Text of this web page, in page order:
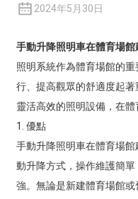
2024年5月30日
手動升降照明車在體育場館
照明系統作為體育場館的
行、提高觀眾的舒適度起
靈活高效的照明設備，在體
1. 優點
手動升降照明車在體育場
動升降方式，操作維護簡
強。無論是新建體育場館